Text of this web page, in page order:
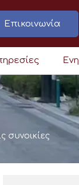
Επικοινωνία
συνοικίες